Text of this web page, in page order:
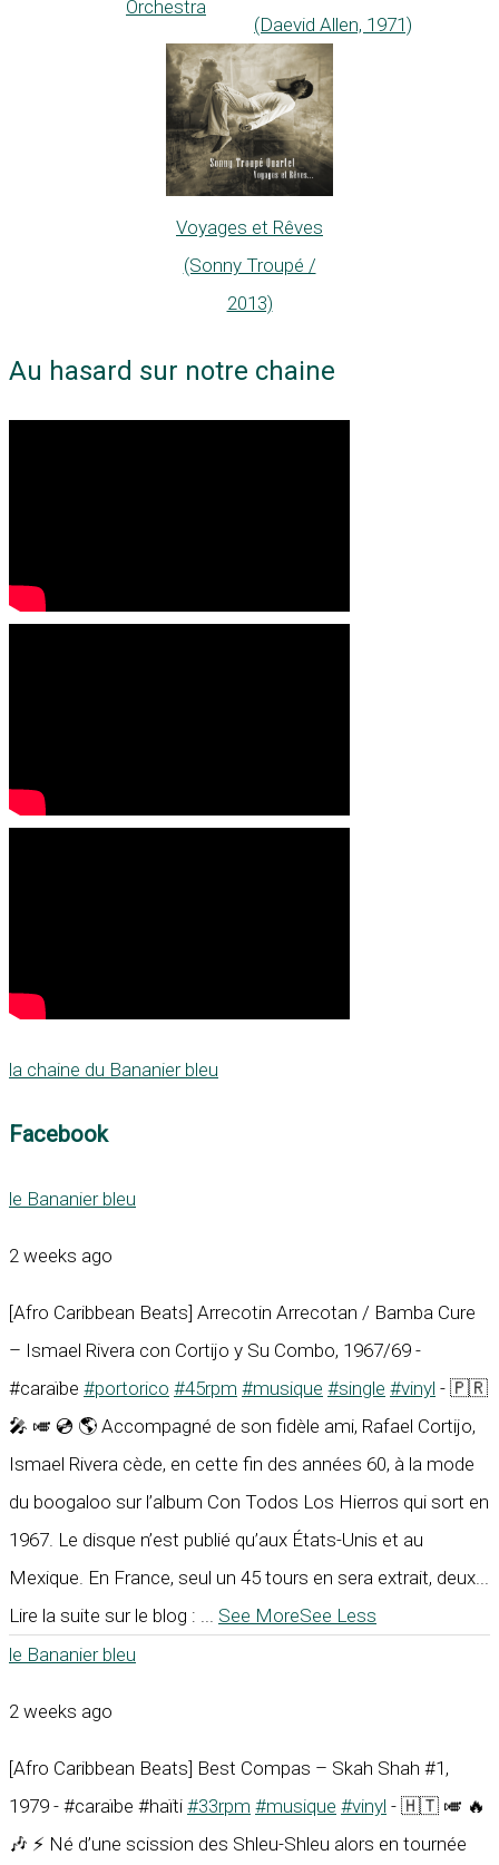
Orchestra
(Daevid Allen, 1971)
Voyages et Rêves
(Sonny Troupé /
2013)
Au hasard sur notre chaine
la chaine du Bananier bleu
Facebook
le Bananier bleu
2 weeks ago
[Afro Caribbean Beats] Arrecotin Arrecotan / Bamba Cure
– Ismael Rivera con Cortijo y Su Combo, 1967/69 -
#caraïbe #portorico #45rpm #musique #single #vinyl - 🇵🇷
🎤 🎺 💿 🌎 Accompagné de son fidèle ami, Rafael Cortijo,
Ismael Rivera cède, en cette fin des années 60, à la mode
du boogaloo sur l’album Con Todos Los Hierros qui sort en
1967. Le disque n’est publié qu’aux États-Unis et au
Mexique. En France, seul un 45 tours en sera extrait, deux...
Lire la suite sur le blog : ... See MoreSee Less
le Bananier bleu
2 weeks ago
[Afro Caribbean Beats] Best Compas – Skah Shah #1,
1979 - #caraïbe #haïti #33rpm #musique #vinyl - 🇭🇹 🎺 🔥
🎶 ⚡ Né d’une scission des Shleu-Shleu alors en tournée